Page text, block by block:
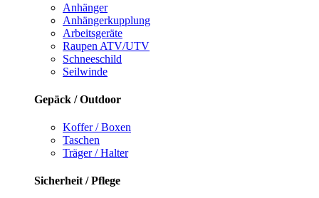
Anhänger
Anhängerkupplung
Arbeitsgeräte
Raupen ATV/UTV
Schneeschild
Seilwinde
Gepäck / Outdoor
Koffer / Boxen
Taschen
Träger / Halter
Sicherheit / Pflege